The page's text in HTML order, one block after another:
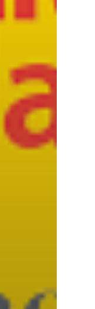
TOURNÉE DU
DU
Grignan